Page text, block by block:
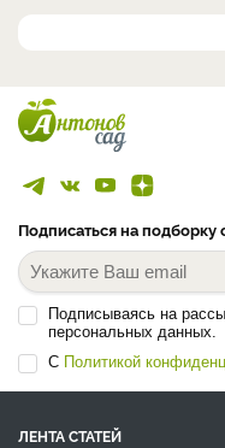
Подписаться на подборку
Подписываясь на
персональных данных.
С Политикой
ЛЕНТА СТАТЕЙ